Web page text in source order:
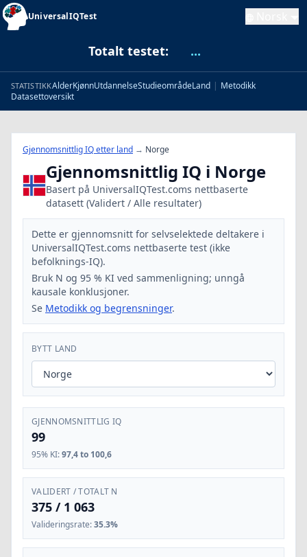
UniversalIQTest
Totalt testet: ...
STATISTIKKAlderKjønnUtdannelseStudieområdeLand | Metodikk
Datasettoversikt
Gjennomsnittlig IQ etter land → Norge
Gjennomsnittlig IQ i Norge
Basert på UniversalIQTest.coms nettbaserte
datasett (Validert / Alle resultater)
Dette er gjennomsnitt for selvselektede deltakere i
UniversalIQTest.coms nettbaserte test (ikke
befolknings-IQ).
Bruk N og 95 % KI ved sammenligning; unngå
kausale konklusjoner.
Se Metodikk og begrensninger.
BYTT LAND
GJENNOMSNITTLIG IQ
99
95% KI:97,4 to 100,6
VALIDERT / TOTALT N
375 / 1 063
Valideringsrate:35.3%